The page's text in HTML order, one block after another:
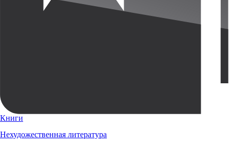
Книги
Нехудожественная литература